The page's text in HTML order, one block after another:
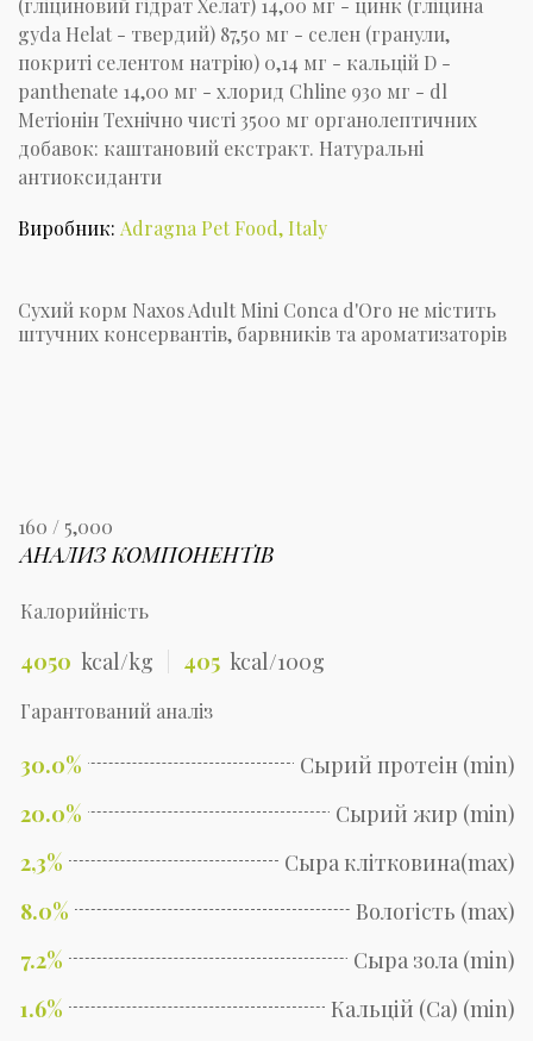
gyda Helat - твердий) 87,50 мг - селен (гранули,
покриті селентом натрію) 0,14 мг - кальцій D -
panthenate 14,00 мг - хлорид Chline 930 мг - dl
Метіонін Технічно чисті 3500 мг органолептичних
добавок: каштановий екстракт. Натуральні
антиоксиданти
Виробник: Adragna Pet Food, Italy
Сухий корм Naxos Adult Mini Conca d'Oro не містить
штучних консервантів, барвників та ароматизаторів
160 / 5,000
АНАЛИЗ КОМПОНЕНТІВ
Калорийність
4050 kcal/kg 405 kcal/100g
Гарантований аналіз
30.0%
Сырий протеін (min)
20.0%
Сырий жир (min)
2,3%
Сыра клітковина(max)
8.0%
Вологість (max)
7.2%
Сыра зола (min)
1.6%
Кальцій (Ca) (min)